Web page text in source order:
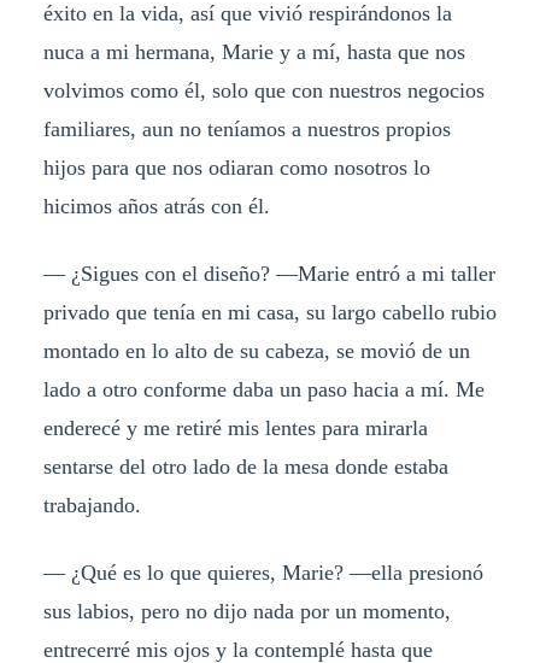
éxito en la vida, así que vivió respirándonos la
nuca a mi hermana, Marie y a mí, hasta que nos
volvimos como él, solo que con nuestros negocios
familiares, aun no teníamos a nuestros propios
hijos para que nos odiaran como nosotros lo
hicimos años atrás con él.
— ¿Sigues con el diseño? —Marie entró a mi taller
privado que tenía en mi casa, su largo cabello rubio
montado en lo alto de su cabeza, se movió de un
lado a otro conforme daba un paso hacia a mí. Me
enderecé y me retiré mis lentes para mirarla
sentarse del otro lado de la mesa donde estaba
trabajando.
— ¿Qué es lo que quieres, Marie? —ella presionó
sus labios, pero no dijo nada por un momento,
entrecerré mis ojos y la contemplé hasta que